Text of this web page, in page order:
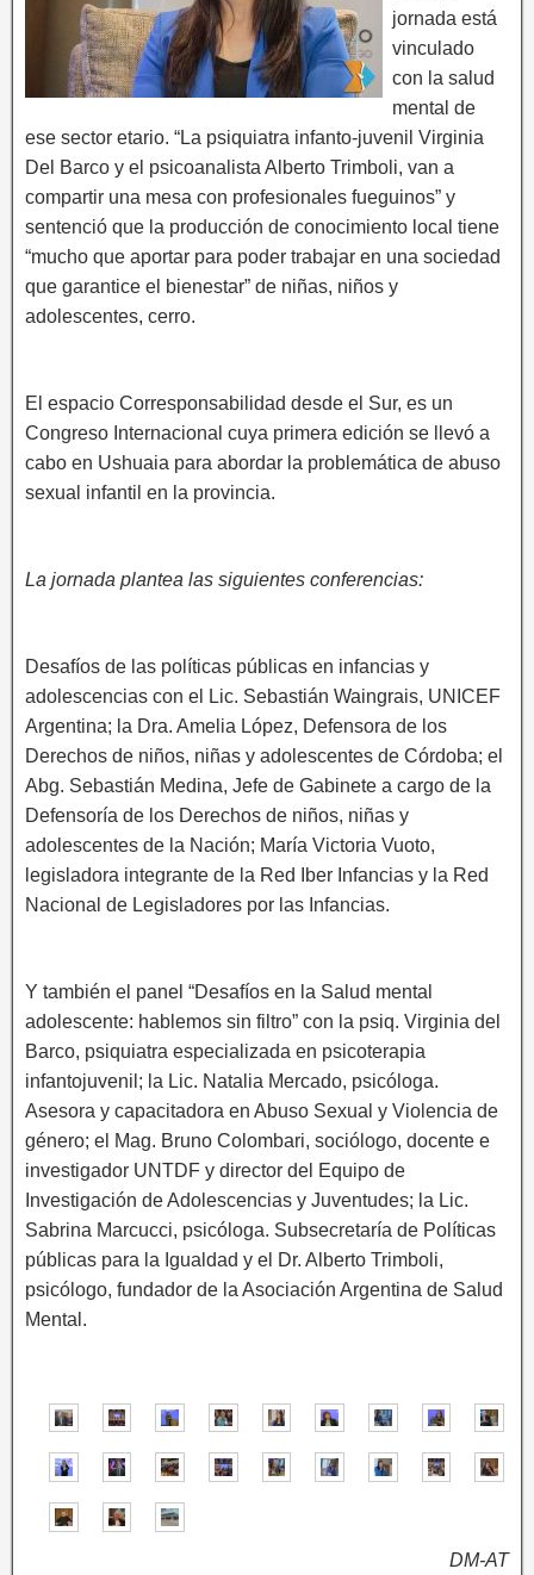
jornada está
vinculado
con la salud
mental de
ese sector etario. “La psiquiatra infanto-juvenil Virginia
Del Barco y el psicoanalista Alberto Trimboli, van a
compartir una mesa con profesionales fueguinos” y
sentenció que la producción de conocimiento local tiene
“mucho que aportar para poder trabajar en una sociedad
que garantice el bienestar” de niñas, niños y
adolescentes, cerro.
El espacio Corresponsabilidad desde el Sur, es un
Congreso Internacional cuya primera edición se llevó a
cabo en Ushuaia para abordar la problemática de abuso
sexual infantil en la provincia.
La jornada plantea las siguientes conferencias:
Desafíos de las políticas públicas en infancias y
adolescencias con el Lic. Sebastián Waingrais, UNICEF
Argentina; la Dra. Amelia López, Defensora de los
Derechos de niños, niñas y adolescentes de Córdoba; el
Abg. Sebastián Medina, Jefe de Gabinete a cargo de la
Defensoría de los Derechos de niños, niñas y
adolescentes de la Nación; María Victoria Vuoto,
legisladora integrante de la Red Iber Infancias y la Red
Nacional de Legisladores por las Infancias.
Y también el panel “Desafíos en la Salud mental
adolescente: hablemos sin filtro” con la psiq. Virginia del
Barco, psiquiatra especializada en psicoterapia
infantojuvenil; la Lic. Natalia Mercado, psicóloga.
Asesora y capacitadora en Abuso Sexual y Violencia de
género; el Mag. Bruno Colombari, sociólogo, docente e
investigador UNTDF y director del Equipo de
Investigación de Adolescencias y Juventudes; la Lic.
Sabrina Marcucci, psicóloga. Subsecretaría de Políticas
públicas para la Igualdad y el Dr. Alberto Trimboli,
psicólogo, fundador de la Asociación Argentina de Salud
Mental.
DM-AT